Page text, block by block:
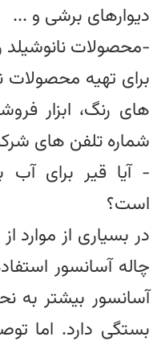
دیوارهای برشی و ...
-محصولات نانوشیلد
برای تهیه محصولات
های رنگ، ابزار
شماره تلفن های
- آیا قیر برای آب
است؟
در بسیاری از موارد
چاله آسانسور
آسانسور بیشتر به
بستگی دارد. اما